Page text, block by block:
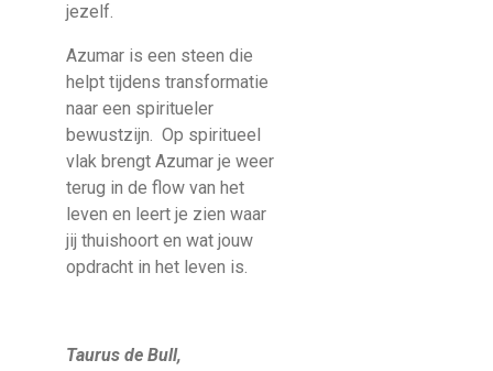
jezelf.
Azumar is een steen die
helpt tijdens transformatie
naar een spiritueler
bewustzijn. Op spiritueel
vlak brengt Azumar je weer
terug in de flow van het
leven en leert je zien waar
jij thuishoort en wat jouw
opdracht in het leven is.
Taurus de Bull,